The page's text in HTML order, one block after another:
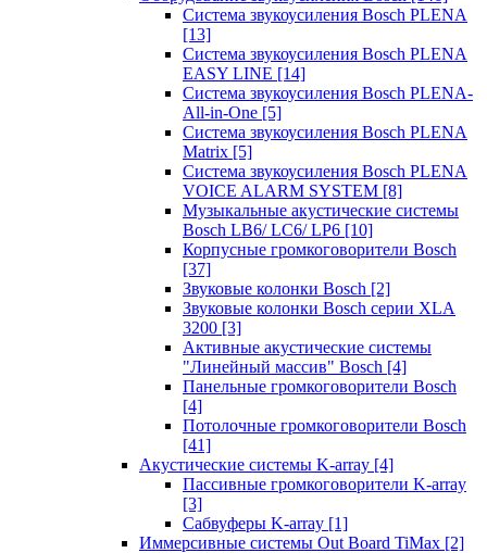
Система звукоусиления Bosch PLENA
[13]
Система звукоусиления Bosch PLENA
EASY LINE [14]
Система звукоусиления Bosch PLENA-
All-in-One [5]
Система звукоусиления Bosch PLENA
Matrix [5]
Система звукоусиления Bosch PLENA
VOICE ALARM SYSTEM [8]
Музыкальные акустические системы
Bosch LB6/ LC6/ LP6 [10]
Корпусные громкоговорители Bosch
[37]
Звуковые колонки Bosch [2]
Звуковые колонки Bosch серии XLA
3200 [3]
Активные акустические системы
"Линейный массив" Bosch [4]
Панельные громкоговорители Bosch
[4]
Потолочные громкоговорители Bosch
[41]
Акустические системы K-array [4]
Пассивные громкоговорители K-array
[3]
Сабвуферы K-array [1]
Иммерсивные системы Out Board TiMax [2]